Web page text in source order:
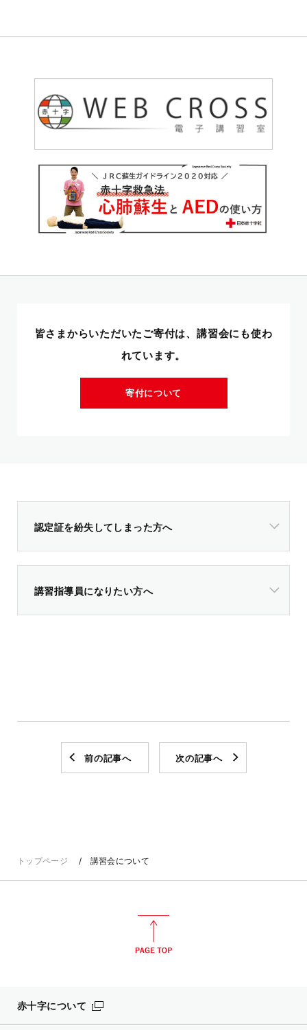
皆さまからいただいたご寄付は、講習会にも使わ
れています。
寄付について
認定証を紛失してしまった方へ
講習指導員になりたい方へ
前の記事へ 次の記事へ
トップページ 講習会について
赤十字について